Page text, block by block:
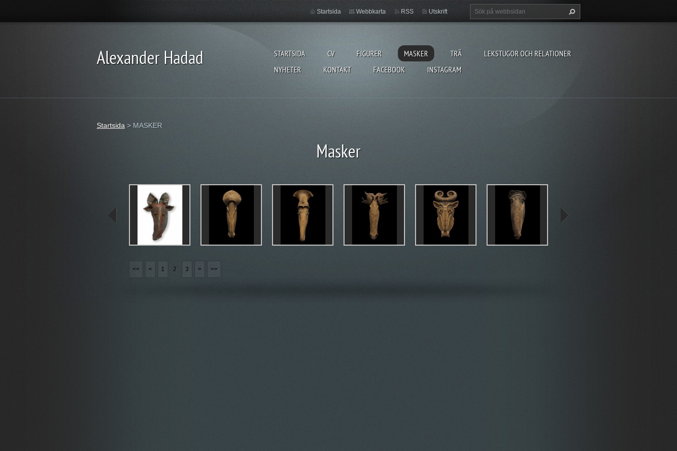
Alexander Hadad STARTSIDA CV FIGURER MASKER TRÄ
LEKSTUGOR OCH RELATIONER
NYHETER
KONTAKT FACEBOOK INSTAGRAM
Startsida Webbkarta RSS Utskrift
Startsida > MASKER
Masker
<< < 1 2 3 > >>